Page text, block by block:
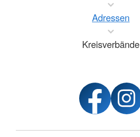
Adressen
Kreisverbände